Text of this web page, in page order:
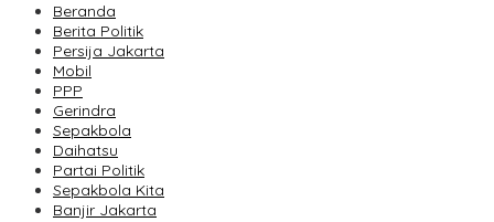
Beranda
Berita Politik
Persija Jakarta
Mobil
PPP
Gerindra
Sepakbola
Daihatsu
Partai Politik
Sepakbola Kita
Banjir Jakarta